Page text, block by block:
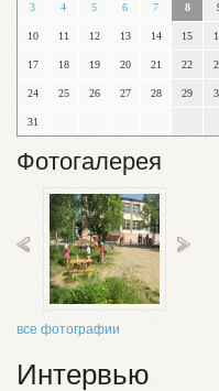
3 4 5 6 7 8
10 11 12 13 14 15
17 18 19 20 21 22
24 25 26 27 28 29
31
Фотогалерея
все фотографии
Интервью